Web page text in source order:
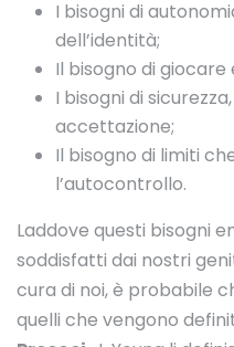
I bisogni di
dell’identità;
Il bisogno di
I bisogni di
accettazione;
Il bisogno di limiti
l’autocontrollo.
Laddove questi bisogni
soddisfatti dai nostri
cura di noi, è probabile
quelli che vengono